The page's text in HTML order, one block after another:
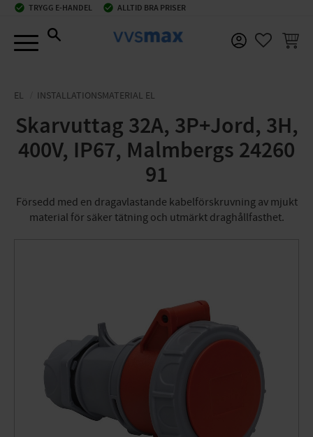
check_circle TRYGG E-HANDEL check_circle ALLTID BRA PRISER
EL INSTALLATIONSMATERIAL EL
Skarvuttag 32A, 3P+Jord, 3H,
400V, IP67, Malmbergs 24260
91
Försedd med en dragavlastande kabelförskruvning av mjukt
material för säker tätning och utmärkt draghållfasthet.